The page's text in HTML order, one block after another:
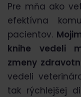
Pre mňa ako
efektívna
pacientov.
knihe vedeli
zmeny
vedeli
tak rýchlejšej